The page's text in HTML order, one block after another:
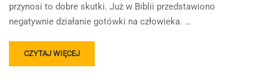
przynosi to dobre skutki. Już w Biblii przedstawiono
negatywnie działanie gotówki na człowieka. …
READ
MORE
CZYTAJ WIĘCEJ